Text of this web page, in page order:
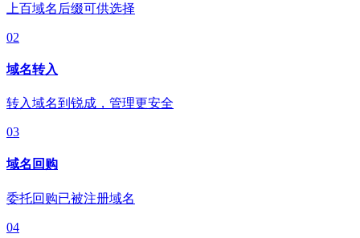
上百域名后缀可供选择
02
域名转入
转入域名到锐成，管理更安全
03
域名回购
委托回购已被注册域名
04